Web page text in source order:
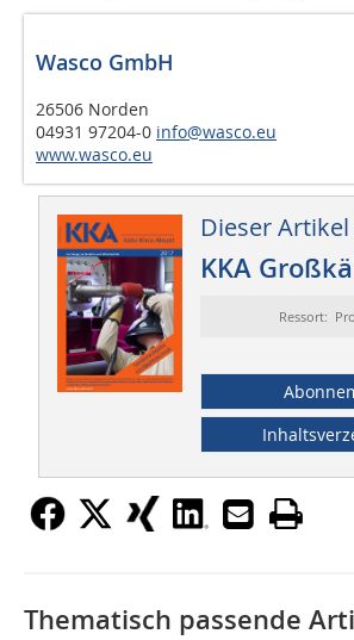
Wasco GmbH
26506 Norden
04931 97204-0 info@wasco.eu
www.wasco.eu
Dieser
KKA
Ressort:
Thematisch passende